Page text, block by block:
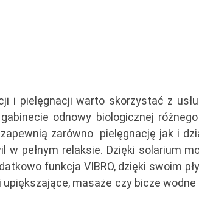
i pielęgnacji warto skorzystać z
odnowy biologicznej
zarówno pielęgnację jak i
w pełnym relaksie. Dzięki solarium
funkcja VIBRO, dzięki swoim
masaże czy bicze